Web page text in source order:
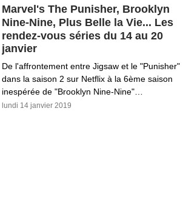
Marvel's The Punisher, Brooklyn
Nine-Nine, Plus Belle la Vie... Les
rendez-vous séries du 14 au 20
janvier
De l'affrontement entre Jigsaw et le "Punisher"
dans la saison 2 sur Netflix à la 6ème saison
inespérée de "Brooklyn Nine-Nine"…
lundi 14 janvier 2019